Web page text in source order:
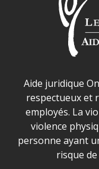
Déclaration sur
Aide juridique
respectueux et
employés. La
violence
personne ayant
risque